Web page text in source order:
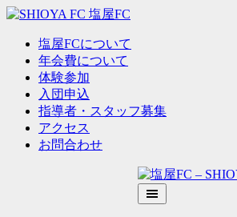
塩屋FCについて
年会費について
体験参加
入団申込
指導者・スタッフ募集
アクセス
お問合わせ